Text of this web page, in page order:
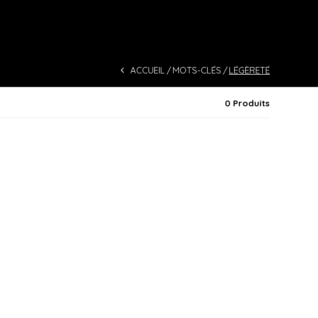
ACCUEIL MOTS-CLÉS LÉGÈRETÉ
0 Produits